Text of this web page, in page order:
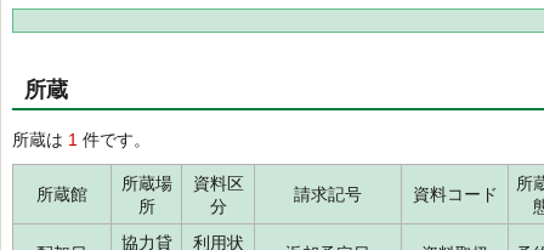
所蔵
所蔵は 1 件です。
所蔵館
所蔵場
所
資料区
分
請求記号 資料コード
所
協力貸
利用状